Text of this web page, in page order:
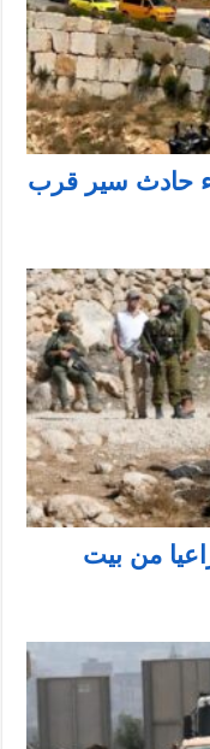
حادث سير قرب
من بيت